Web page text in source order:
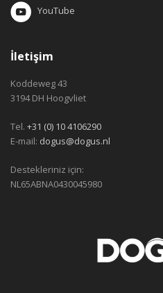
YouTube
İletişim
Koddeweg 43
3194 DH Hoogvliet
Tel. +31 (0) 10 4106290
E-mail: dogus@dogus.nl
Destekleriniz için:
NL65ABNA0430045980